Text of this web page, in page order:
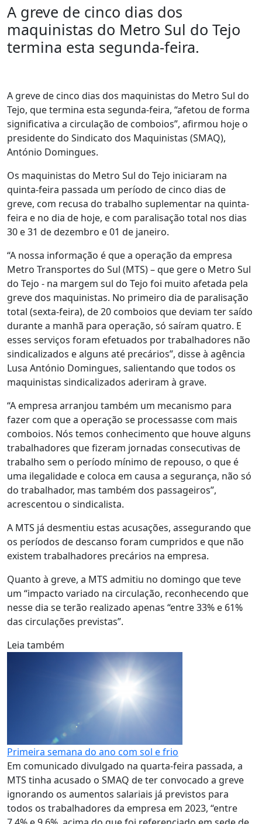
A greve de cinco dias dos
maquinistas do Metro Sul do Tejo
termina esta segunda-feira.
A greve de cinco dias dos maquinistas do Metro Sul do
Tejo, que termina esta segunda-feira, “afetou de forma
significativa a circulação de comboios”, afirmou hoje o
presidente do Sindicato dos Maquinistas (SMAQ),
António Domingues.
Os maquinistas do Metro Sul do Tejo iniciaram na
quinta-feira passada um período de cinco dias de
greve, com recusa do trabalho suplementar na quinta-
feira e no dia de hoje, e com paralisação total nos dias
30 e 31 de dezembro e 01 de janeiro.
“A nossa informação é que a operação da empresa
Metro Transportes do Sul (MTS) – que gere o Metro Sul
do Tejo - na margem sul do Tejo foi muito afetada pela
greve dos maquinistas. No primeiro dia de paralisação
total (sexta-feira), de 20 comboios que deviam ter saído
durante a manhã para operação, só saíram quatro. E
esses serviços foram efetuados por trabalhadores não
sindicalizados e alguns até precários”, disse à agência
Lusa António Domingues, salientando que todos os
maquinistas sindicalizados aderiram à grave.
“A empresa arranjou também um mecanismo para
fazer com que a operação se processasse com mais
comboios. Nós temos conhecimento que houve alguns
trabalhadores que fizeram jornadas consecutivas de
trabalho sem o período mínimo de repouso, o que é
uma ilegalidade e coloca em causa a segurança, não só
do trabalhador, mas também dos passageiros”,
acrescentou o sindicalista.
A MTS já desmentiu estas acusações, assegurando que
os períodos de descanso foram cumpridos e que não
existem trabalhadores precários na empresa.
Quanto à greve, a MTS admitiu no domingo que teve
um “impacto variado na circulação, reconhecendo que
nesse dia se terão realizado apenas “entre 33% e 61%
das circulações previstas”.
Leia também
Primeira semana do ano com sol e frio
Em comunicado divulgado na quarta-feira passada, a
MTS tinha acusado o SMAQ de ter convocado a greve
ignorando os aumentos salariais já previstos para
todos os trabalhadores da empresa em 2023, “entre